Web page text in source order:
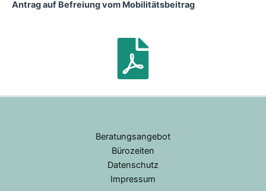
Antrag auf Befreiung vom Mobilitätsbeitrag
Beratungsangebot
Bürozeiten
Datenschutz
Impressum